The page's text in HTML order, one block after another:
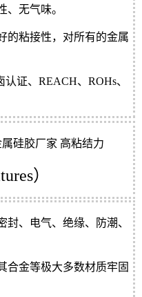
、无气味。
的粘接性，对所有的金属
证、REACH、ROHs、
）
、电气、绝缘、防潮、
合金等极大多数材质牢固